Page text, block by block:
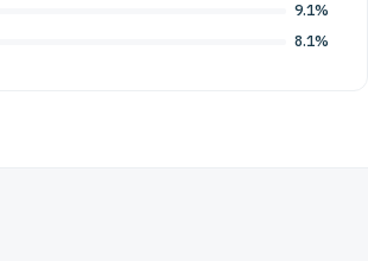
9.1%
8.1%